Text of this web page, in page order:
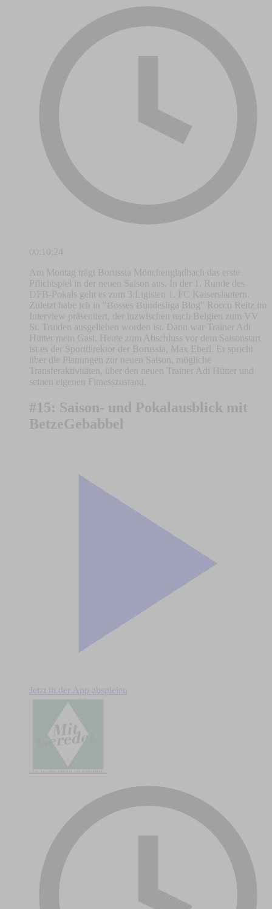
00:10:24
Am Montag trägt Borussia Mönchengladbach das erste
Pflichtspiel in der neuen Saison aus. In der 1. Runde des
DFB-Pokals geht es zum 3.Ligisten 1. FC Kaiserslautern.
Zuletzt habe ich in "Bosses Bundesliga Blog" Rocco Reitz im
Interview präsentiert, der inzwischen nach Belgien zum VV
St. Truiden ausgeliehen worden ist. Dann war Trainer Adi
Hütter mein Gast. Heute zum Abschluss vor dem Saisonstart
ist es der Sportdirektor der Borussia, Max Eberl. Er spricht
über die Planungen zur neuen Saison, mögliche
Transferaktivitäten, über den neuen Trainer Adi Hütter und
seinen eigenen Fitnesszustand.
#15: Saison- und Pokalausblick mit
BetzeGebabbel
Jetzt in der App abspielen